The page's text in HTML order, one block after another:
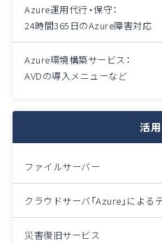
Azure運用代行・保守：
24時間365日のAzure障害対応
Azure環境構築サービス：
AVDの導入メニューなど
活
ファイルサーバー
クラウドサーバ「Azure」による
災害復旧サービス